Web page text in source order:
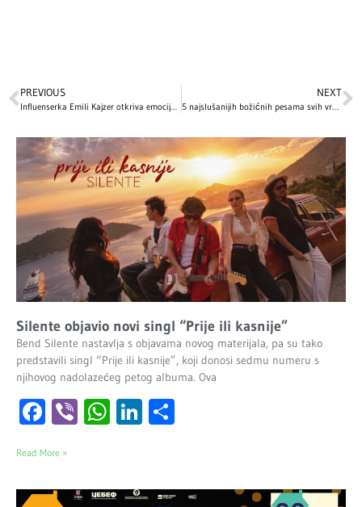
PREVIOUS
Influenserka Emili Kajzer otkriva emocije porodice nakon tragedije
NEXT
5 najslušanijih božićnih pesama svih vremena: Ovo su hitovi bez kojih ne možemo zamisliti praznične dane
Silente objavio novi singl “Prije ili kasnije”
Bend Silente nastavlja s objavama novog materijala, pa su tako
predstavili singl “Prije ili kasnije”, koji donosi sedmu numeru s
njihovog nadolazećeg petog albuma. Ova
Facebook
ViberWhatsApp
LinkedIn
Read More »